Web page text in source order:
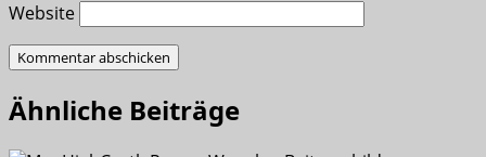
Website
Ähnliche Beiträge